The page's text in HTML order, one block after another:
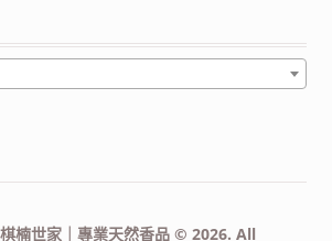
楠世家｜專業天然香品 © 2026. All